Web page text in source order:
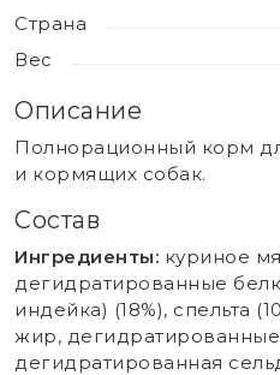
Страна
Вес
Описание
Полнорационный корм
и кормящих собак.
Состав
Ингредиенты: куриное
дегидратированные
индейка) (18%), спельта
жир,
дегидратированная